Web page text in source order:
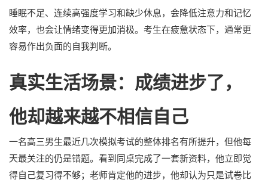
睡眠不足、连续高强度学习和缺少休息，会降低注意力和记忆
效率，也会让情绪变得更加消极。考生在疲惫状态下，通常更
容易作出负面的自我判断。
真实生活场景：成绩进步了，
他却越来越不相信自己
一名高三男生最近几次模拟考试的整体排名有所提升，但他每
天最关注的仍是错题。看到同桌完成了一套新资料，他立即觉
得自己复习得不够；老师肯定他的进步，他却认为只是试卷比